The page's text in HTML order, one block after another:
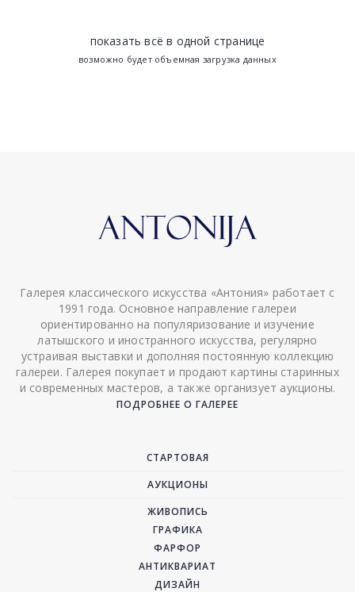
показать всё в одной странице
возможно будет объемная загрузка данных
Галерея классического искусства «Антония» работает с
1991 года. Основное направление галереи
ориентированно на популяризование и изучение
латышского и иностранного искусства, регулярно
устраивая выставки и дополняя постоянную коллекцию
галереи. Галерея покупает и продают картины старинных
и современных мастеров, а также организует аукционы.
ПОДРОБНЕЕ О ГАЛЕРЕЕ
СТАРТОВАЯ
АУКЦИОНЫ
ЖИВОПИСЬ
ГРАФИКА
ФАРФОР
АНТИКВАРИАТ
ДИЗАЙН